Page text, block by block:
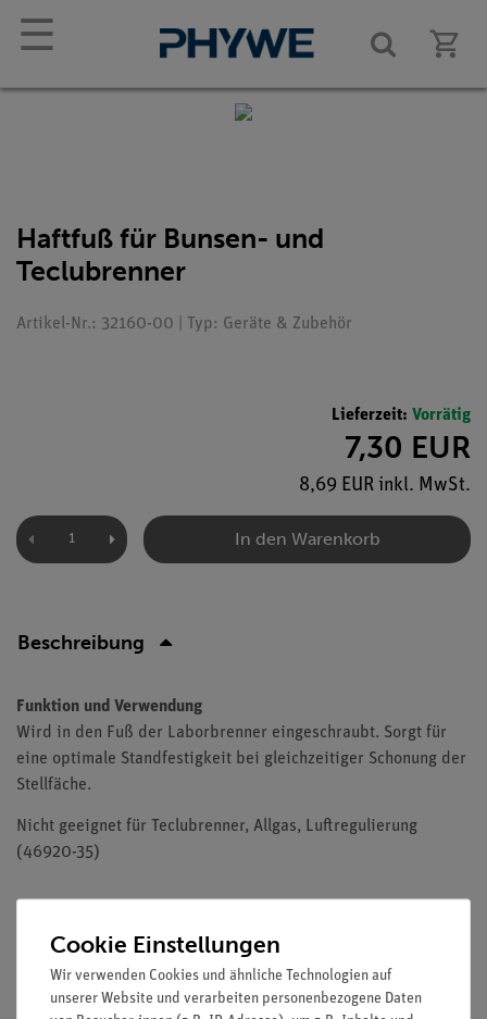
☰
Haftfuß für Bunsen- und
Teclubrenner
Artikel-Nr.: 32160-00 | Typ: Geräte & Zubehör
Lieferzeit: Vorrätig
7,30 EUR
8,69 EUR inkl. MwSt.
In den Warenkorb
Beschreibung
Funktion und Verwendung
Wird in den Fuß der Laborbrenner eingeschraubt. Sorgt für
eine optimale Standfestigkeit bei gleichzeitiger Schonung der
Stellfäche.
Nicht geeignet für Teclubrenner, Allgas, Luftregulierung
(46920-35)
Versandkostenfrei ab 300,- €
Cookie Einstellungen
Wir verwenden Cookies und ähnliche Technologien auf
unserer Website und verarbeiten personenbezogene Daten